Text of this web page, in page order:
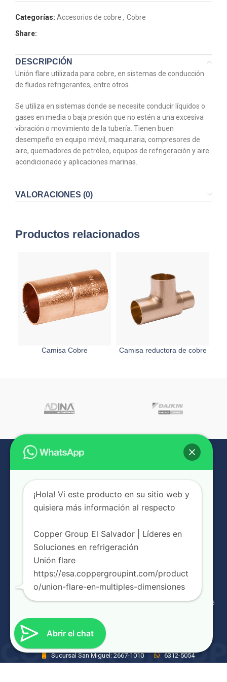
Categorías: Accesorios de cobre, Cobre
Share:
DESCRIPCIÓN
Unión flare utilizada para cobre, en sistemas de conducción
de fluidos refrigerantes, entre otros.
Se utiliza en sistemas donde se necesite conducir líquidos o
gases en media o baja presión que no estén a una excesiva
vibración o movimiento de la tubería. Tienen buen
desempeño en equipo móvil, maquinaria, compresores de
aire, quemadores de petróleo, equipos de refrigeración y aire
acondicionado y aplicaciones marinas.
VALORACIONES (0)
Productos relacionados
Camisa Cobre Camisa reductora de cobre
NUESTRAS SUCURSALES
Urbanización Jardines de la Libertad, Boulevard Merliot Block
C #5, Santa Tecla
Prolongación Alameda Juan Pablo II N° 349, San Salvador
21 Calle Poniente #106, entrada frente a Diparvel de la Av. José
Sucursal Merliot: 2240-1390
2246-3700
Sucursal San Miguel: 2667-1010
6312-5054
Abrir el chat
¡Hola! Vi este producto en su sitio web y
quisiera más información al respecto
Copper Group El Salvador | Líderes en
Soluciones en refrigeración
Unión flare
https://esa.coppergroupint.com/product
o/union-flare-en-multiples-dimensiones